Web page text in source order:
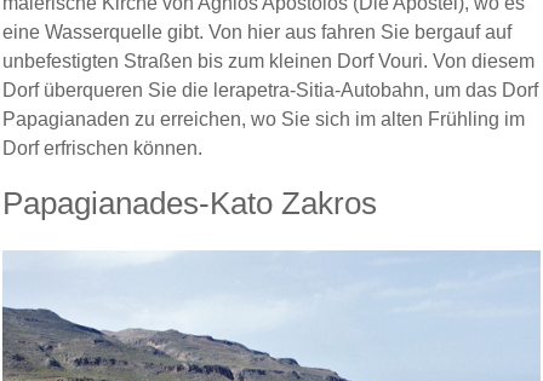
eine Wasserquelle gibt. Von hier aus fahren Sie bergauf auf
unbefestigten Straßen bis zum kleinen Dorf Vouri. Von diesem
Dorf überqueren Sie die lerapetra-Sitia-Autobahn, um das Dorf
Papagianaden zu erreichen, wo Sie sich im alten Frühling im
Dorf erfrischen können.
Papagianades-Kato Zakros